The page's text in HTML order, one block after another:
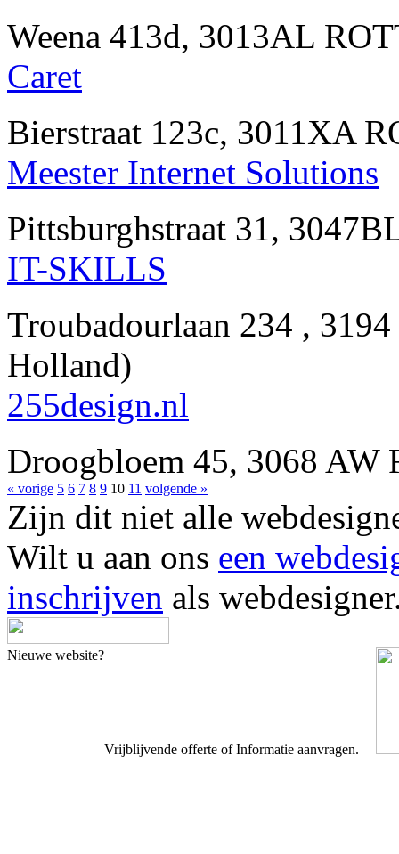
Weena 413d, 3013AL
Caret
Bierstraat 123c, 3011XA
Meester Internet Solutions
Pittsburghstraat 31,
IT-SKILLS
Troubadourlaan 234 ,
Holland)
255design.nl
Droogbloem 45, 3068
« vorige 5 6 7 8 9 10 11 volgende »
Zijn dit niet alle
Wilt u aan ons een
inschrijven als
Nieuwe website?
Vrijblijvende offerte of Informatie aanvragen.